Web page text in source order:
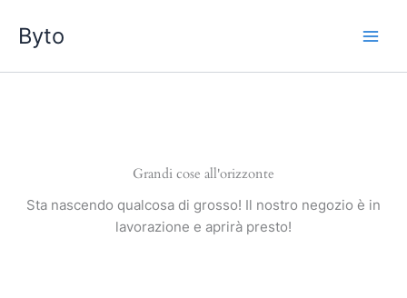
contenuto
Byto
Grandi cose all'orizzonte
Sta nascendo qualcosa di grosso! Il nostro negozio è in
lavorazione e aprirà presto!